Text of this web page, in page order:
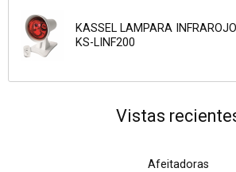
KASSEL LAMPARA
KS-LINF200
Vistas
Afeitadoras